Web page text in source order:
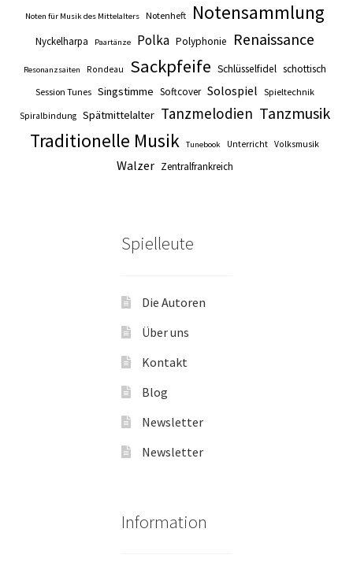
Noten für Musik des Mittelalters Notenheft Notensammlung
Nyckelharpa Paartänze Polka Polyphonie Renaissance
Resonanzsaiten Rondeau Sackpfeife Schlüsselfidel schottisch
Session Tunes Singstimme Softcover Solospiel Spieltechnik
Spiralbindung Spätmittelalter Tanzmelodien Tanzmusik
Traditionelle Musik Tunebook Unterricht Volksmusik
Walzer Zentralfrankreich
Spielleute
Die Autoren
Über uns
Kontakt
Blog
Newsletter
Newsletter
Information